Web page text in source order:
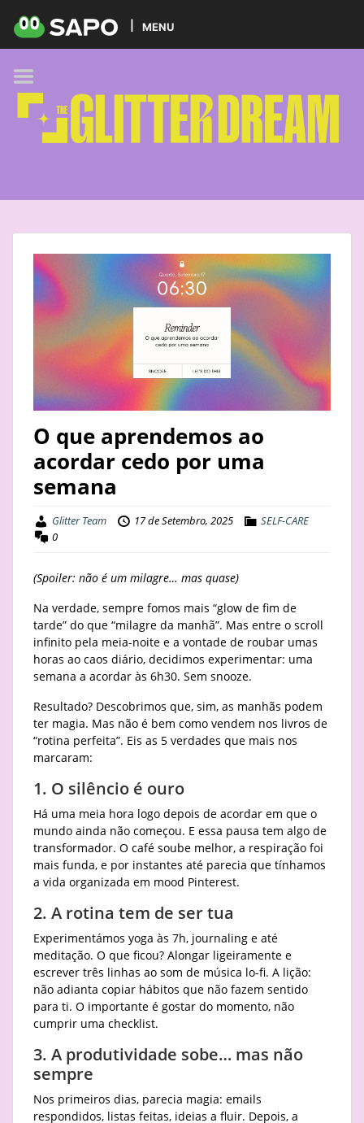
MENU
O que aprendemos ao
acordar cedo por uma
semana
Glitter Team 17 de Setembro, 2025
SELF-CARE
0
(Spoiler: não é um milagre… mas quase)
Na verdade, sempre fomos mais “glow de fim de
tarde” do que “milagre da manhã”. Mas entre o scroll
infinito pela meia-noite e a vontade de roubar umas
horas ao caos diário, decidimos experimentar: uma
semana a acordar às 6h30. Sem snooze.
Resultado? Descobrimos que, sim, as manhãs podem
ter magia. Mas não é bem como vendem nos livros de
“rotina perfeita”. Eis as 5 verdades que mais nos
marcaram:
1. O silêncio é ouro
Há uma meia hora logo depois de acordar em que o
mundo ainda não começou. E essa pausa tem algo de
transformador. O café soube melhor, a respiração foi
mais funda, e por instantes até parecia que tínhamos
a vida organizada em mood Pinterest.
2. A rotina tem de ser tua
Experimentámos yoga às 7h, journaling e até
meditação. O que ficou? Alongar ligeiramente e
escrever três linhas ao som de música lo-fi. A lição:
não adianta copiar hábitos que não fazem sentido
para ti. O importante é gostar do momento, não
cumprir uma checklist.
3. A produtividade sobe… mas não
sempre
Nos primeiros dias, parecia magia: emails
respondidos, listas feitas, ideias a fluir. Depois, a
HOME
PODCAST
GLITTER BRANDS
KIDS
TREND
BEAUTY
PETS
MUSIC
STAY
BUSINESS
ABOUT